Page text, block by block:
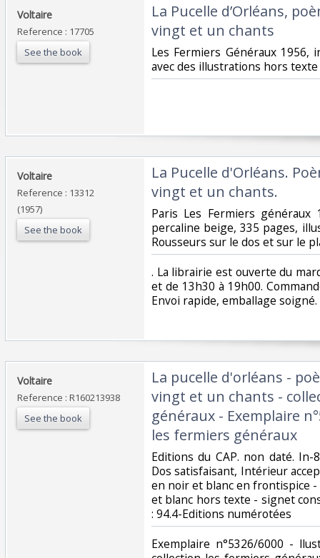
‎Voltaire‎
Reference : 17705
See the book
‎La Pucelle d’Orléans,
vingt et un chants‎
‎Les Fermiers Généraux
avec des illustrations hors
‎Voltaire‎
Reference : 13312
(1957)
See the book
‎La Pucelle d'Orléans.
vingt et un chants. ‎
‎Paris Les Fermiers
percaline beige, 335 pages,
Rousseurs sur le dos et sur le
‎. La librairie est ouverte du
et de 13h30 à 19h00.
Envoi rapide, emballage soigné. ‎
‎Voltaire‎
Reference : R160213938
See the book
‎La pucelle d'orléans -
vingt et un chants -
généraux - Exemplaire
les fermiers généraux‎
‎Editions du CAP. non daté. In-
Dos satisfaisant, Intérieur
en noir et blanc en frontispice
et blanc hors texte - signet
: 94.4-Editions numérotées‎
‎Exemplaire n°5326/6000 -